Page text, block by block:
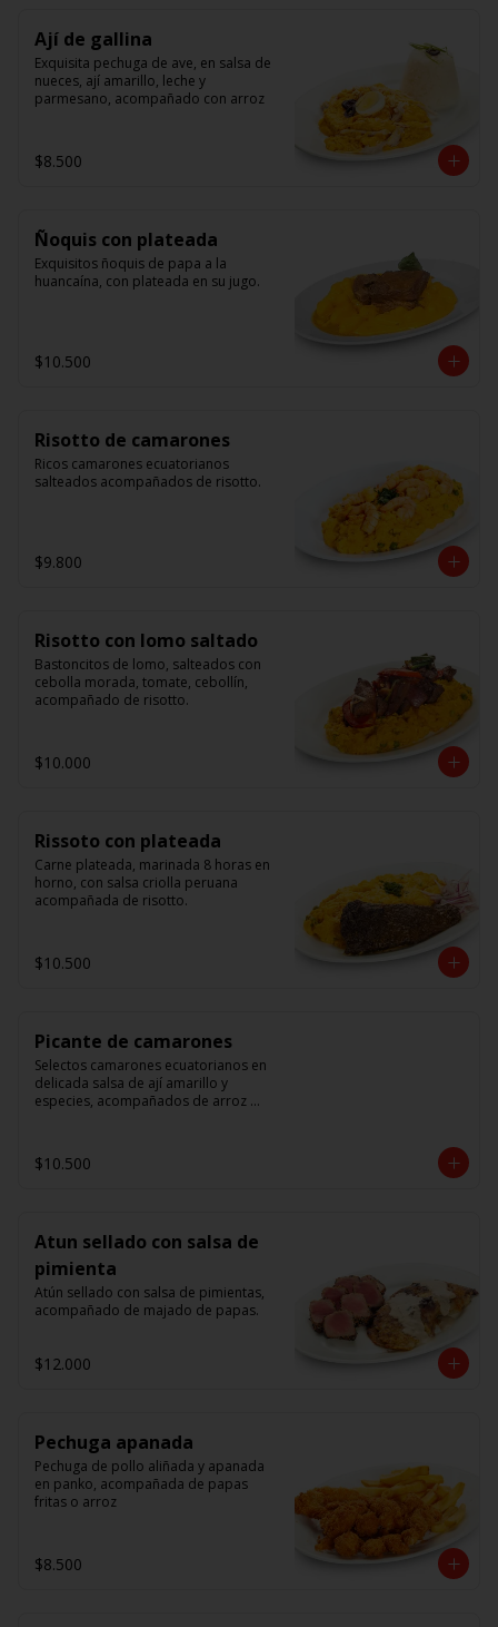
Ají de gallina
Exquisita pechuga de ave, en salsa de
nueces, ají amarillo, leche y
parmesano, acompañado con arroz
$8.500
Ñoquis con plateada
Exquisitos ñoquis de papa a la
huancaína, con plateada en su jugo.
$10.500
Risotto de camarones
Ricos camarones ecuatorianos
salteados acompañados de risotto.
$9.800
Risotto con lomo saltado
Bastoncitos de lomo, salteados con
cebolla morada, tomate, cebollín,
acompañado de risotto.
$10.000
Rissoto con plateada
Carne plateada, marinada 8 horas en
horno, con salsa criolla peruana
acompañada de risotto.
$10.500
Picante de camarones
Selectos camarones ecuatorianos en
delicada salsa de ají amarillo y
especies, acompañados de arroz
$10.500
Atun sellado con salsa de
pimienta
Atún sellado con salsa de pimientas,
acompañado de majado de papas.
$12.000
Pechuga apanada
Pechuga de pollo aliñada y apanada
en panko, acompañada de papas
fritas o arroz
$8.500